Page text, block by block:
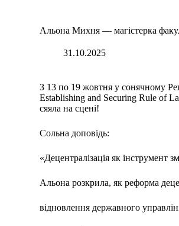
Альона Михня — магістерка
31.10.2025
З 13 по 19 жовтня у сонячному
Establishing and Securing Rule of
сяяла на сцені!
Сольна доповідь:
«Децентралізація як інструмент
Альона розкрила, як реформа
відновлення державного